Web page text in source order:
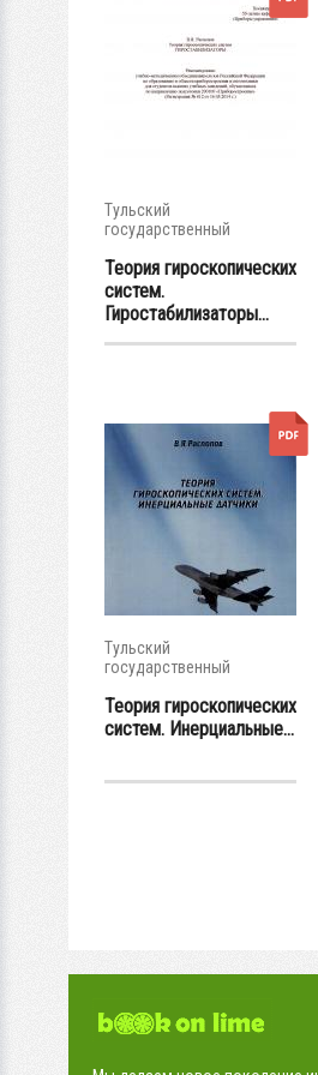
Тульский
государственный
Теория гироскопических
систем.
Гиростабилизаторы...
Тульский
государственный
Теория гироскопических
систем. Инерциальные...